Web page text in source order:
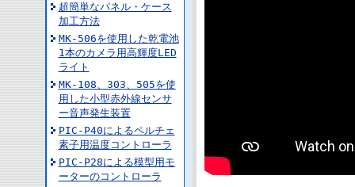
超簡単なパネル・ケース
加工方法
MK-506を使用した乾電池
1本のカメラ用高輝度LED
ライト
MK-108、303、505を使
用した小型赤外線センサ
ー音声発生装置
PIC-P40によるペルチェ
素子用温度コントローラ
PIC-P28による模型用モ
ーターのコントローラ